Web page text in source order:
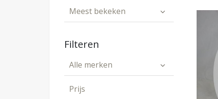
Meest bekeken
Filteren
Alle merken
Prijs